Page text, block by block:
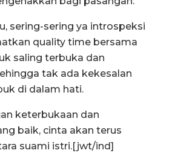
sering-sering ya introspeksi
quality time bersama
saling terbuka dan
tak ada kekesalan
di dalam hati.
keterbukaan dan
baik, cinta akan terus
suami istri.[jwt/ind]